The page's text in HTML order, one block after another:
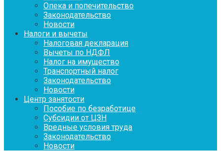
Опека и попечительство
Законодательство
Новости
Налоги и вычеты
Налоговая декларация
Вычеты по НДФЛ
Налог на имущество
Транспортный налог
Законодательство
Новости
Центр занятости
Пособие по безработице
Субсидии от ЦЗН
Вредные условия труда
Законодательство
Новости